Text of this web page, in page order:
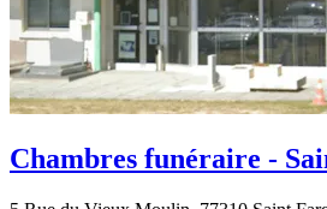
Chambres funéraire -